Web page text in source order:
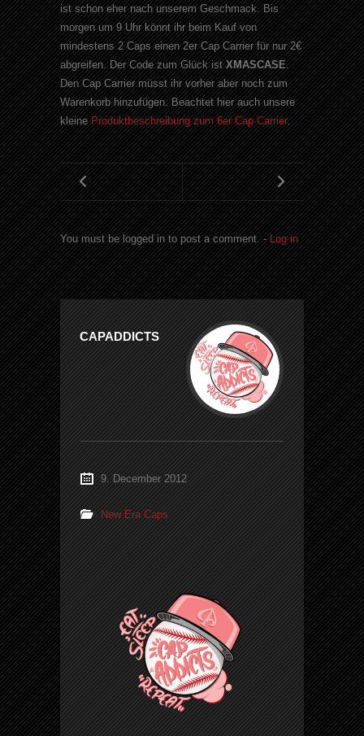
ist schon eher nach unserem Geschmack. Bis
morgen um 9 Uhr könnt ihr beim Kauf von
mindestens 2 Caps einen 2er Cap Carrier für nur 2€
abgreifen. Der Code zum Glück istXMASCASE.
Den Cap Carrier müsst ihr vorher aber noch zum
Warenkorb hinzufügen. Beachtet hier auch unsere
kleineProduktbeschreibung zum 6er Cap Carrier.
You must be logged in to post a comment. -Log in
CAPADDICTS
9. December 2012
New Era Caps